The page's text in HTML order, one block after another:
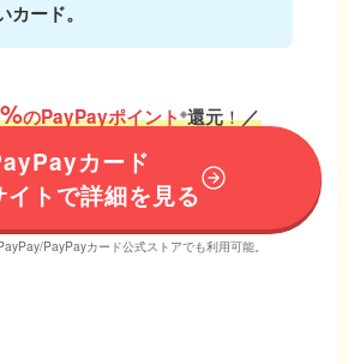
カード。
%のPayPayポイント※還元！／
カード
イトで詳細を見る
PayPayカード公式ストアでも利用可能。